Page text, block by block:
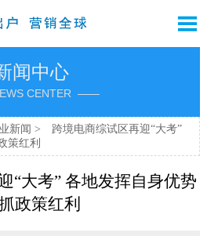

闻中心
CENTER ——
新闻 >
跨境电商综试区再迎“大考”
策红利
“大考” 各地发挥自身优势
政策红利